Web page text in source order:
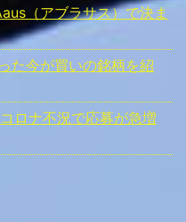
（アブラサス）で決ま
た今が買いの銘柄を紹
ロナ不況で応募が急増